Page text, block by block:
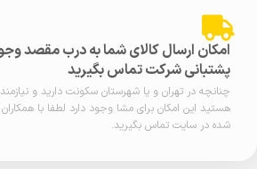
امکان ارسال کالای شما به درب مقصد
پشتبانی شرکت تماس بگیرید
چنانچه در تهران و یا شهرستان سکونت دارید و
هستید این امکان برای مشا وجود دارد لطفا با
شده در سایت تماس بگیرید.